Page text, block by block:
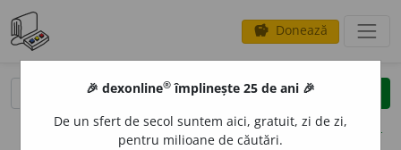
savings Donează
clear
opțiuni
🎉 dexonline® împlinește 25 de ani 🎉
De un sfert de secol suntem aici, gratuit, zi de zi,
pentru milioane de căutări.